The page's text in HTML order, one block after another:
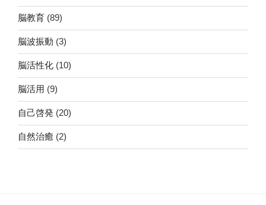
脳教育 (89)
脳波振動 (3)
脳活性化 (10)
脳活用 (9)
自己啓発 (20)
自然治癒 (2)